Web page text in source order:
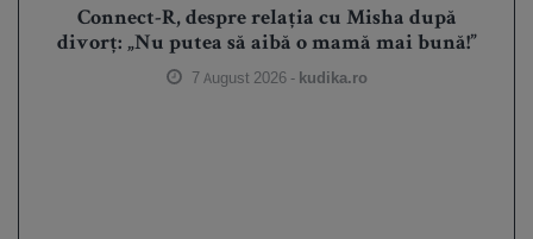
Connect-R, despre relația cu Misha după
divorț: „Nu putea să aibă o mamă mai bună!”
7 August 2026 - kudika.ro